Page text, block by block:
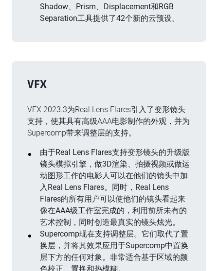
Shadow、Prism、Displacement和RGB
Separation工具提供了42个新的云预设。
VFX
VFX 2023.3为Real Lens Flares引入了变形镜头
支持，使其具有高级AAA电影制作的外观，并为
Supercomp带来调整层的支持。
由于Real Lens Flares支持变形镜头的升级版
镜头模拟引擎，做3D渲染、拍摄视频或做运
动图形工作的电影人可以在他们的镜头中加
入Real Lens Flares。同时，Real Lens
Flares的所有用户可以使他们的镜头看起来
像在AAA级工作室完成的，利用前所未有的
艺术控制，同时创造最真实的镜头炫光。
Supercomp现在支持调整层。它们取代了置
换层，并将其效果应用于Supercomp中置换
层下方的任何对象。非常适合基于区域的颜
色校正、置换和热模糊。